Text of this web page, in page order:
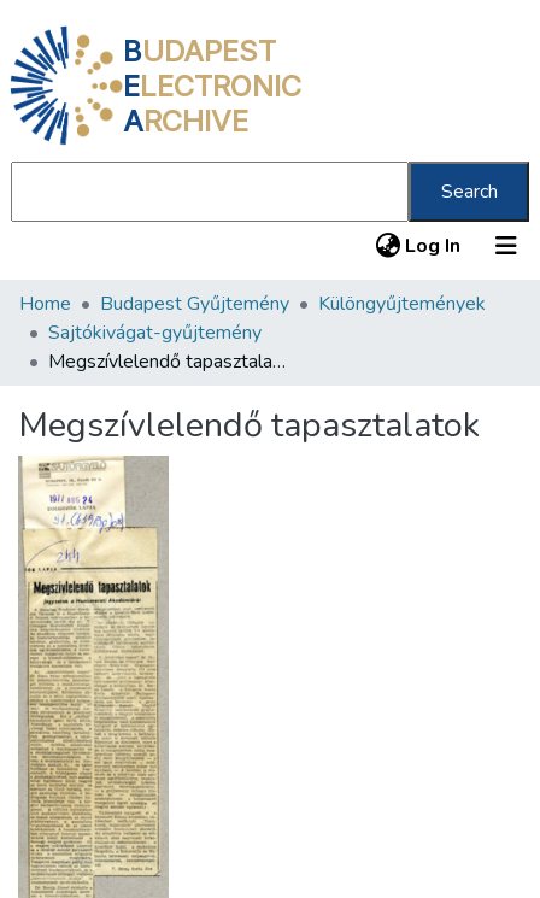
BUDAPEST
ELECTRONIC
ARCHIVE
Search
Log In (current)
Communities & Collections
All of DSpace
About us
Home Budapest Gyűjtemény
Különgyűjtemények
Sajtókivágat-gyűjtemény
Megszívlelendő tapasztalatok
Megszívlelendő tapasztalatok